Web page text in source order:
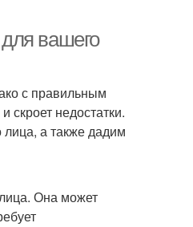
вашего
с правильным
недостатки.
а также дадим
Она может